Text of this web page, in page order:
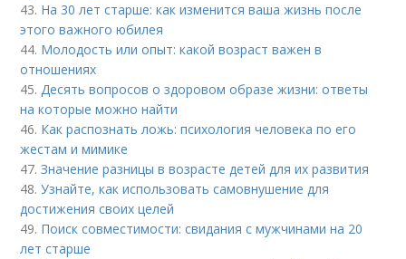
43. На 30 лет старше: как изменится ваша жизнь после
этого важного юбилея
44. Молодость или опыт: какой возраст важен в
отношениях
45.Десять вопросов о здоровом образе жизни: ответы
на которые можно найти
46. Как распознать ложь: психология человека по его
жестам и мимике
47.Значение разницы в возрасте детей для их развития
48.Узнайте, как использовать самовнушение для
достижения своих целей
49. Поиск совместимости: свидания с мужчинами на 20
лет старше